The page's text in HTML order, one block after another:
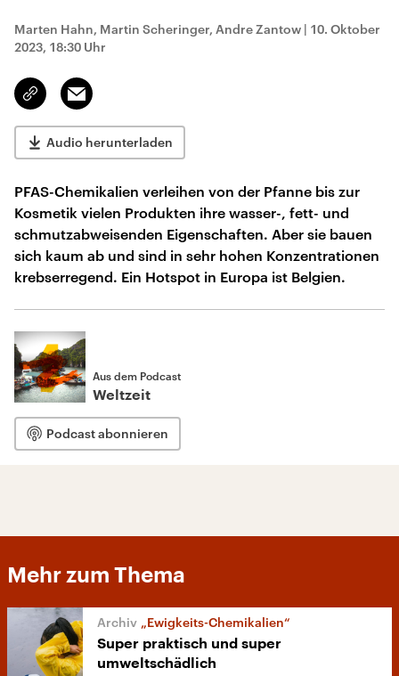
Marten Hahn, Martin Scheringer, Andre Zantow | 10. Oktober
2023, 18:30 Uhr
Link
kopieren/teilen
Email
Audio herunterladen
PFAS-Chemikalien verleihen von der Pfanne bis zur
Kosmetik vielen Produkten ihre wasser-, fett- und
schmutzabweisenden Eigenschaften. Aber sie bauen
sich kaum ab und sind in sehr hohen Konzentrationen
krebserregend. Ein Hotspot in Europa ist Belgien.
Aus dem Podcast
Weltzeit
Podcast abonnieren
Mehr zum Thema
„Ewigkeits-Chemikalien“
Super praktisch und super
umweltschädlich